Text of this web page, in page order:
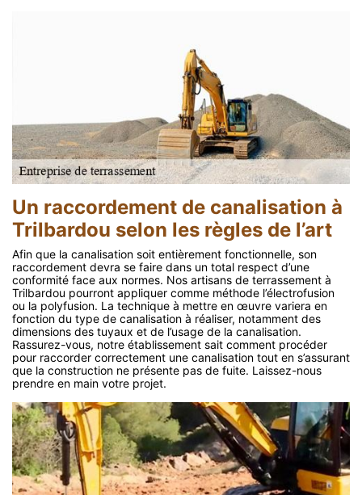
Un raccordement de canalisation à
Trilbardou selon les règles de l’art
Afin que la canalisation soit entièrement fonctionnelle, son
raccordement devra se faire dans un total respect d’une
conformité face aux normes. Nos artisans de terrassement à
Trilbardou pourront appliquer comme méthode l’électrofusion
ou la polyfusion. La technique à mettre en œuvre variera en
fonction du type de canalisation à réaliser, notamment des
dimensions des tuyaux et de l’usage de la canalisation.
Rassurez-vous, notre établissement sait comment procéder
pour raccorder correctement une canalisation tout en s’assurant
que la construction ne présente pas de fuite. Laissez-nous
prendre en main votre projet.